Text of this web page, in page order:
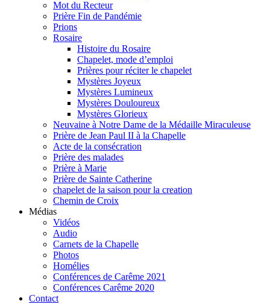
Mot du Recteur
Prière Fin de Pandémie
Prions
Rosaire
Histoire du Rosaire
Chapelet, mode d’emploi
Prières pour réciter le chapelet
Mystères Joyeux
Mystères Lumineux
Mystères Douloureux
Mystères Glorieux
Neuvaine à Notre Dame de la Médaille Miraculeuse
Prière de Jean Paul II à la Chapelle
Acte de la consécration
Prière des malades
Prière à Marie
Prière de Sainte Catherine
chapelet de la saison pour la creation
Chemin de Croix
Médias
Vidéos
Audio
Carnets de la Chapelle
Photos
Homélies
Conférences de Carême 2021
Conférences Carême 2020
Contact